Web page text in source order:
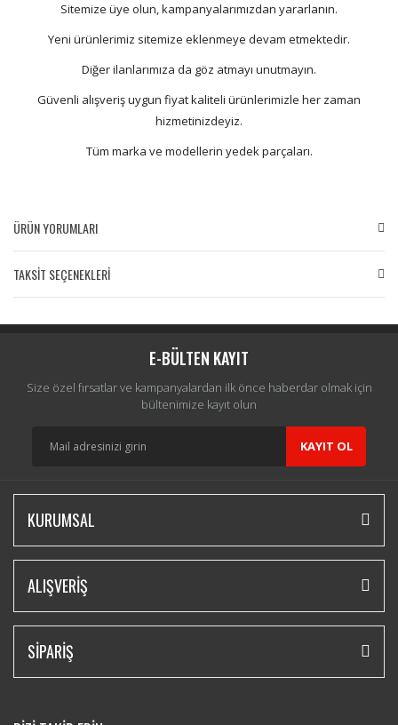
Sitemize üye olun, kampanyalarımızdan yararlanın.
Yeni ürünlerimiz sitemize eklenmeye devam etmektedir.
Diğer ilanlarımıza da göz atmayı unutmayın.
Güvenli alışveriş uygun fiyat kaliteli ürünlerimizle her zaman
hizmetinizdeyiz.
Tüm marka ve modellerin yedek parçaları.
ÜRÜN YORUMLARI
Yorum Yaz
TAKSİT SEÇENEKLERİ
E-BÜLTEN KAYIT
Size özel fırsatlar ve kampanyalardan ilk önce haberdar olmak için
bültenimize kayıt olun
KAYIT OL
KURUMSAL
ALIŞVERİŞ
SİPARİŞ